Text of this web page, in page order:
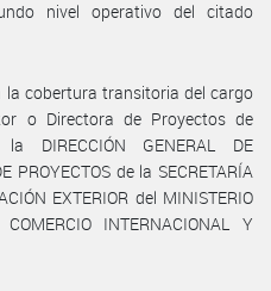
nivel operativo del citado
la cobertura transitoria del cargo
o Directora de Proyectos de
DIRECCIÓN GENERAL DE
PROYECTOS de la SECRETARÍA
EXTERIOR del MINISTERIO
INTERNACIONAL Y